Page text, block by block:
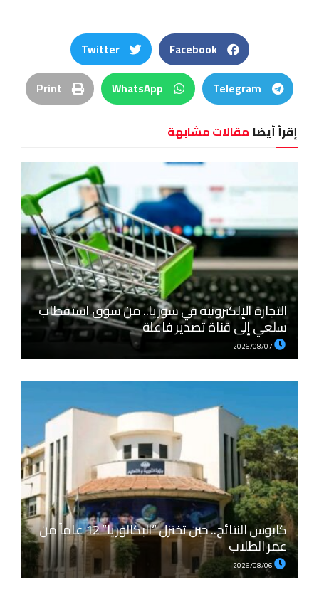
Facebook
Twitter
Telegram
WhatsApp
Print
إقرأ أيضا مقالات مشابهة
التجارة الإلكترونية في سوريا.. من سوق استقطاب
سلعي إلى قناة تصدير فاعلة
كابوس النتائج.. حين تختزل “البكالوريا” 12 عاماً من
عمر الطلاب